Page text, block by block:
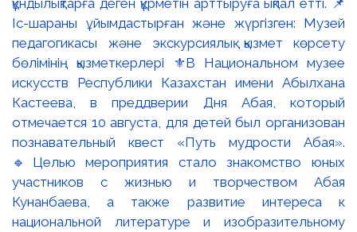
Іс-шараны ұйымдастырған және жүргізген: Музей
педагогикасы және экскурсиялық қызмет көрсету
бөлімінің қызметкерлері ⚜️В Национальном музее
искусств Республики Казахстан имени Абылхана
Кастеева, в преддверии Дня Абая, который
отмечается 10 августа, для детей был организован
познавательный квест «Путь мудрости Абая».
🔹Целью мероприятия стало знакомство юных
участников с жизнью и творчеством Абая
Кунанбаева, а также развитие интереса к
национальной литературе и изобразительному